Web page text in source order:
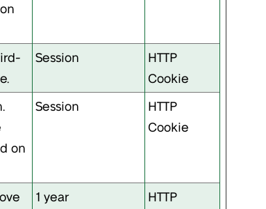
Session
HTTP
Cookie
on
Session
HTTP
Cookie
1 year
HTTP